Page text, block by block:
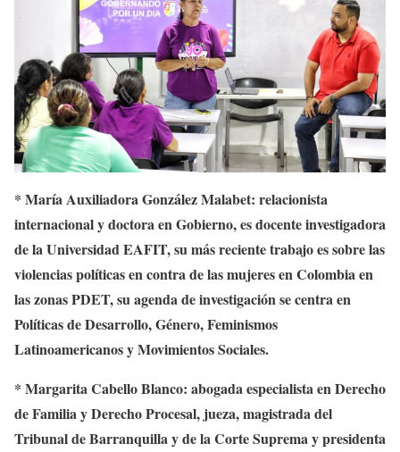
* María Auxiliadora González Malabet: relacionista
internacional y doctora en Gobierno, es docente investigadora
de la Universidad EAFIT, su más reciente trabajo es sobre las
violencias políticas en contra de las mujeres en Colombia en
las zonas PDET, su agenda de investigación se centra en
Políticas de Desarrollo, Género, Feminismos
Latinoamericanos y Movimientos Sociales.
* Margarita Cabello Blanco: abogada especialista en Derecho
de Familia y Derecho Procesal, jueza, magistrada del
Tribunal de Barranquilla y de la Corte Suprema y presidenta